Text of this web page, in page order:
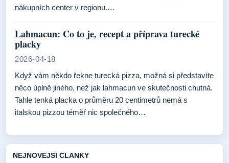
nákupních center v regionu.…
Lahmacun: Co to je, recept a příprava turecké
placky
2026-04-18
Když vám někdo řekne turecká pizza, možná si představíte
něco úplně jiného, než jak lahmacun ve skutečnosti chutná.
Tahle tenká placka o průměru 20 centimetrů nemá s
italskou pizzou téměř nic společného…
NEJNOVEJSI CLANKY